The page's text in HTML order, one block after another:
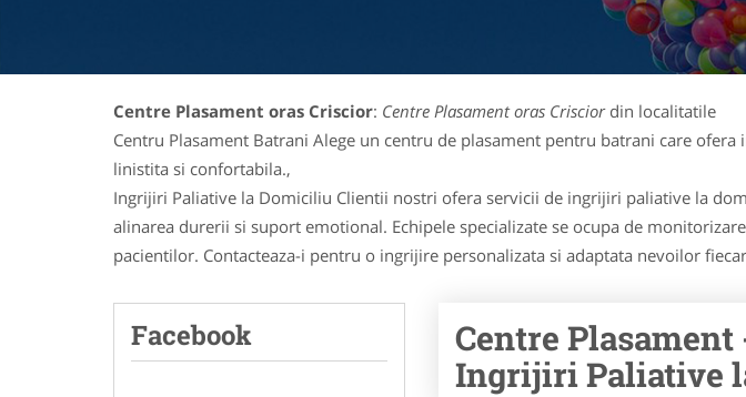
Centre Plasament oras Criscior: Centre Plasament oras Crisciordin localitatile
Centru Plasament Batrani Alege un centru de plasament pentru batrani care
linistita si confortabila.,
Ingrijiri Paliative la Domiciliu Clientii nostri ofera servicii de ingrijiri paliative la
alinarea durerii si suport emotional. Echipele specializate se ocupa de
pacientilor. Contacteaza-i pentru o ingrijire personalizata si adaptata nevoilor
Facebook
Centre
Ingrijiri Paliative